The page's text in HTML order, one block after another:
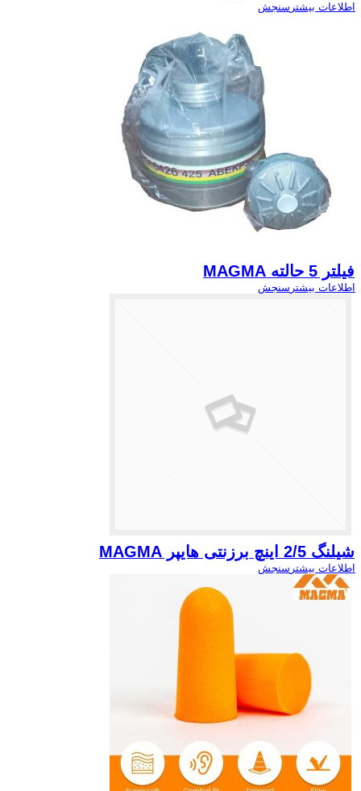
اطلاعات بیشتر سنجش
فیلتر 5 حالته MAGMA
اطلاعات بیشتر سنجش
شیلنگ 2/5 اینچ برزنتی هایپر MAGMA
اطلاعات بیشتر سنجش